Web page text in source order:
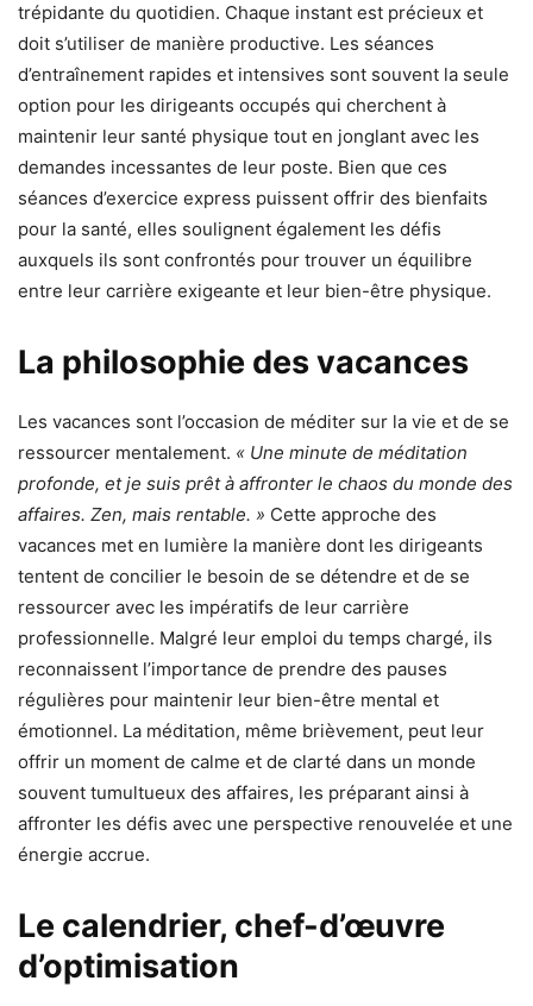
trépidante du quotidien. Chaque instant est précieux et
doit s’utiliser de manière productive. Les séances
d’entraînement rapides et intensives sont souvent la seule
option pour les dirigeants occupés qui cherchent à
maintenir leur santé physique tout en jonglant avec les
demandes incessantes de leur poste. Bien que ces
séances d’exercice express puissent offrir des bienfaits
pour la santé, elles soulignent également les défis
auxquels ils sont confrontés pour trouver un équilibre
entre leur carrière exigeante et leur bien-être physique.
La philosophie des vacances
Les vacances sont l’occasion de méditer sur la vie et de se
ressourcer mentalement. « Une minute de méditation
profonde, et je suis prêt à affronter le chaos du monde des
affaires. Zen, mais rentable. » Cette approche des
vacances met en lumière la manière dont les dirigeants
tentent de concilier le besoin de se détendre et de se
ressourcer avec les impératifs de leur carrière
professionnelle. Malgré leur emploi du temps chargé, ils
reconnaissent l’importance de prendre des pauses
régulières pour maintenir leur bien-être mental et
émotionnel. La méditation, même brièvement, peut leur
offrir un moment de calme et de clarté dans un monde
souvent tumultueux des affaires, les préparant ainsi à
affronter les défis avec une perspective renouvelée et une
énergie accrue.
Le calendrier, chef-d’œuvre
d’optimisation